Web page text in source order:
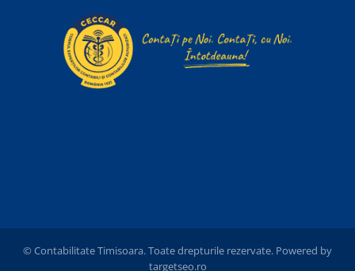
© Contabilitate Timisoara. Toate drepturile rezervate. Powered by
targetseo.ro